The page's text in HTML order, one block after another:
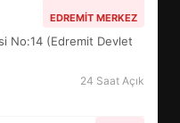
EDREMIT MERKEZ
No:14 (Edremit Devlet
24 Saat Açık
SÜRE
DEĞİŞTİ?